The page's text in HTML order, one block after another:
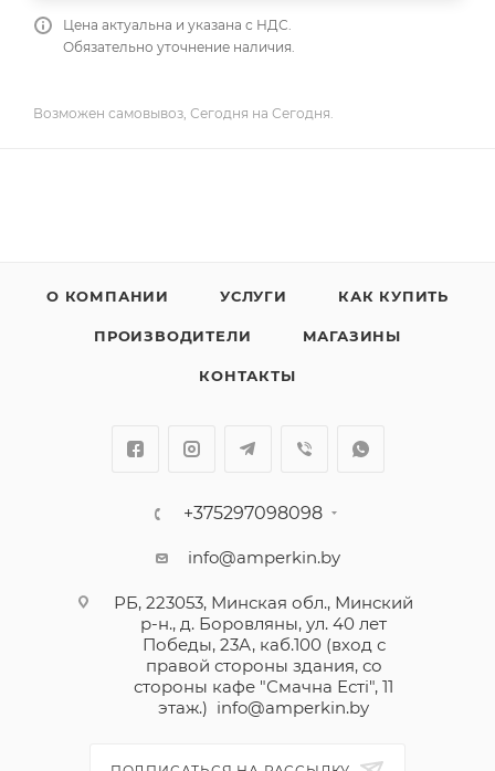
Цена актуальна и указана с НДС.
Обязательно уточнение наличия.
Возможен самовывоз, Сегодня на Сегодня.
О КОМПАНИИ УСЛУГИ КАК КУПИТЬ
ПРОИЗВОДИТЕЛИ МАГАЗИНЫ
КОНТАКТЫ
+375297098098
info@amperkin.by
РБ, 223053, Минская обл., Минский
р-н., д. Боровляны, ул. 40 лет
Победы, 23А, каб.100 (вход с
правой стороны здания, со
стороны кафе "Смачна Естi", 11
этаж.) info@amperkin.by